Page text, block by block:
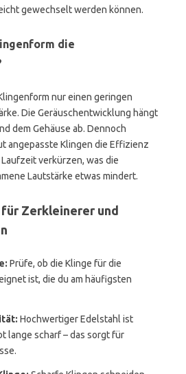
gewechselt werden können.
die
nur einen geringen
Die Geräuschentwicklung hängt
dem Gehäuse ab. Dennoch
angepasste Klingen die Effizienz
verkürzen, was die
Lautstärke etwas mindert.
Zerkleinerer und
Prüfe, ob die Klinge für die
ist, die du am häufigsten
Hochwertiger Edelstahl ist
lange scharf – das sorgt für